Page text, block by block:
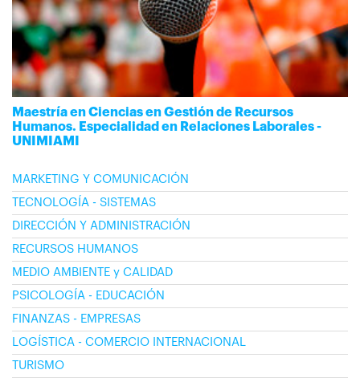
Maestría en Ciencias en Gestión de Recursos
Humanos. Especialidad en Relaciones Laborales -
UNIMIAMI
MARKETING Y COMUNICACIÓN
TECNOLOGÍA - SISTEMAS
DIRECCIÓN Y ADMINISTRACIÓN
RECURSOS HUMANOS
MEDIO AMBIENTE y CALIDAD
PSICOLOGÍA - EDUCACIÓN
FINANZAS - EMPRESAS
LOGÍSTICA - COMERCIO INTERNACIONAL
TURISMO